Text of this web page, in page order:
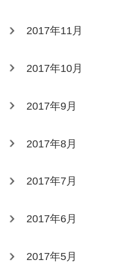
2017年11月
2017年10月
2017年9月
2017年8月
2017年7月
2017年6月
2017年5月